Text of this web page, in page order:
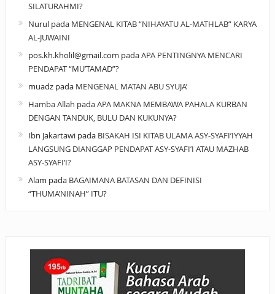
SILATURAHMI?
Nurulpada MENGENAL KITAB “NIHAYATU AL-MATHLAB” KARYA
AL-JUWAINI
pos.kh.kholil@gmail.com padaAPA PENTINGNYA MENCARI
PENDAPAT “MU’TAMAD”?
muadzpada MENGENAL MATAN ABU SYUJA’
Hamba Allah padaAPA MAKNA MEMBAWA PAHALA KURBAN
DENGAN TANDUK, BULU DAN KUKUNYA?
Ibn Jakartawipada BISAKAH ISI KITAB ULAMA ASY-SYAFI’IYYAH
LANGSUNG DIANGGAP PENDAPAT ASY-SYAFI’I ATAU MAZHAB
ASY-SYAFI’I?
Alam pada BAGAIMANA BATASAN DAN DEFINISI
“THUMA’NINAH” ITU?